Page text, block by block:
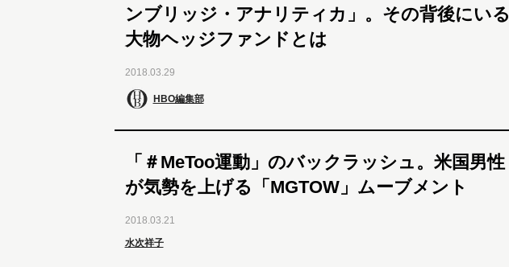
ンブリッジ・アナリティカ」。その背後にいる
大物ヘッジファンドとは
2018.03.29
HBO編集部
「＃MeToo運動」のバックラッシュ。米国男性
が気勢を上げる「MGTOW」ムーブメント
2018.03.21
水次祥子